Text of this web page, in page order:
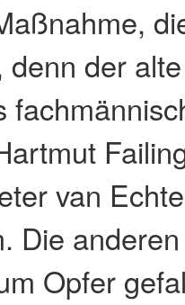
denn der
van
Die
Opfer